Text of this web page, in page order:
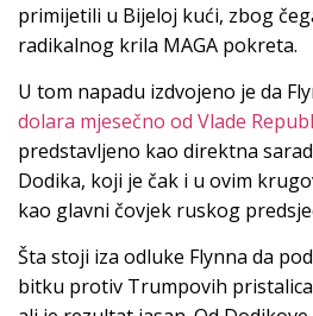
primijetili u Bijeloj kući, zbog
radikalnog krila MAGA pokreta.
U tom napadu izdvojeno je da
dolara mjesečno od Vlade
predstavljeno kao direktna
Dodika, koji je čak i u ovim
kao glavni čovjek ruskog
Šta stoji iza odluke Flynna da
bitku protiv Trumpovih